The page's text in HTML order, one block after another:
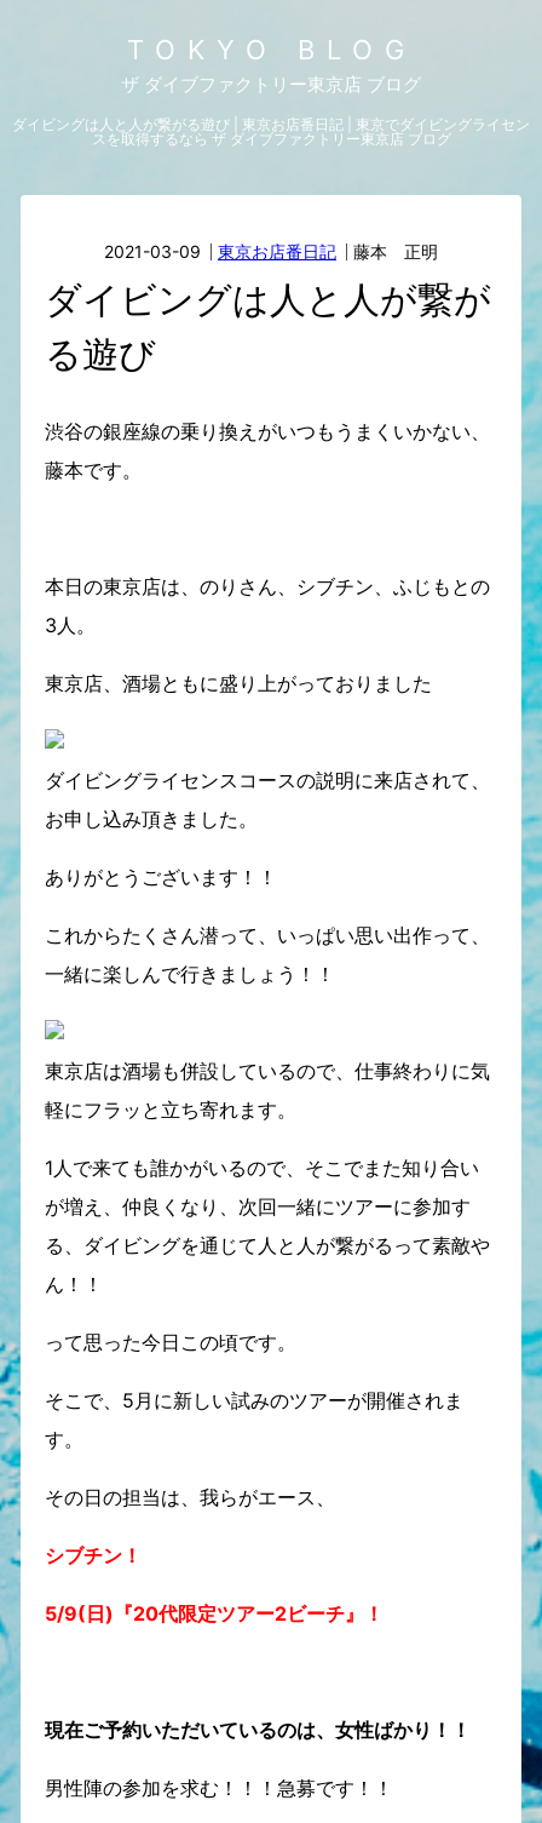
TOKYO BLOG
ザ ダイブファクトリー東京店 ブログ
ダイビングは人と人が繋がる遊び | 東京お店番日記 | 東京でダイビングライセン
スを取得するなら ザ ダイブファクトリー東京店 ブログ
2021-03-09 東京お店番日記 藤本 正明
ダイビングは人と人が繋が
る遊び
渋谷の銀座線の乗り換えがいつもうまくいかない、
藤本です。
本日の東京店は、のりさん、シブチン、ふじもとの
3人。
東京店、酒場ともに盛り上がっておりました
ダイビングライセンスコースの説明に来店されて、
お申し込み頂きました。
ありがとうございます！！
これからたくさん潜って、いっぱい思い出作って、
一緒に楽しんで行きましょう！！
東京店は酒場も併設しているので、仕事終わりに気
軽にフラッと立ち寄れます。
1人で来ても誰かがいるので、そこでまた知り合い
が増え、仲良くなり、次回一緒にツアーに参加す
る、ダイビングを通じて人と人が繋がるって素敵や
ん！！
って思った今日この頃です。
そこで、5月に新しい試みのツアーが開催されま
す。
その日の担当は、我らがエース、
シブチン！
5/9(日)『20代限定ツアー2ビーチ』！
現在ご予約いただいているのは、女性ばかり！！
男性陣の参加を求む！！！急募です！！